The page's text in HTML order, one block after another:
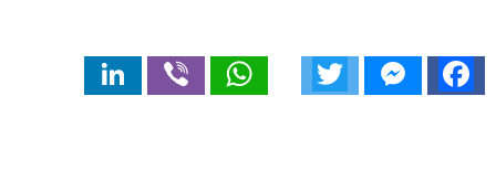
Facebook
Messenger
WhatsApp